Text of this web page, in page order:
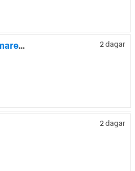
Volkswagen Golf SC 1.6 TDI DPF 4Motion Masters|Drag|M-värmare|B-kamera|
2 dagar
2 dagar